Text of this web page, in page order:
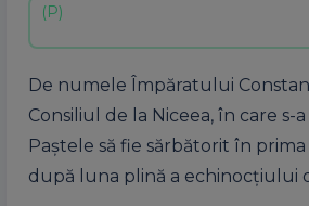
De numele Împăratului
Consiliul de la Niceea, în care s-
Paștele să fie sărbătorit în
după luna plină a echinocțiului